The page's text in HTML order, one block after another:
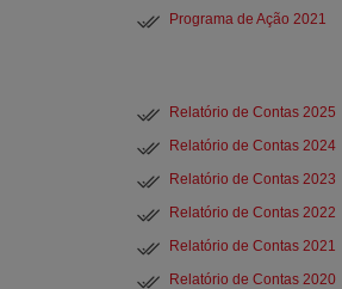
Programa de Ação 2021
Relatório de Contas 2025
Relatório de Contas 2024
Relatório de Contas 2023
Relatório de Contas 2022
Relatório de Contas 2021
Relatório de Contas 2020